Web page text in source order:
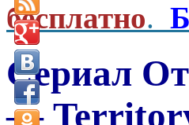
бесплатно.
Сериал
—